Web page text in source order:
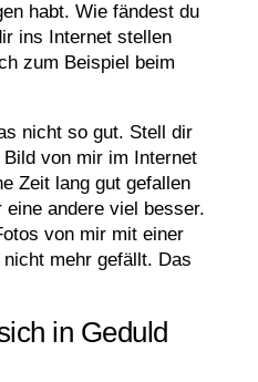
habt. Wie fändest du
ins Internet stellen
zum Beispiel beim
nicht so gut. Stell dir
von mir im Internet
Zeit lang gut gefallen
andere viel besser.
von mir mit einer
mehr gefällt. Das
in Geduld